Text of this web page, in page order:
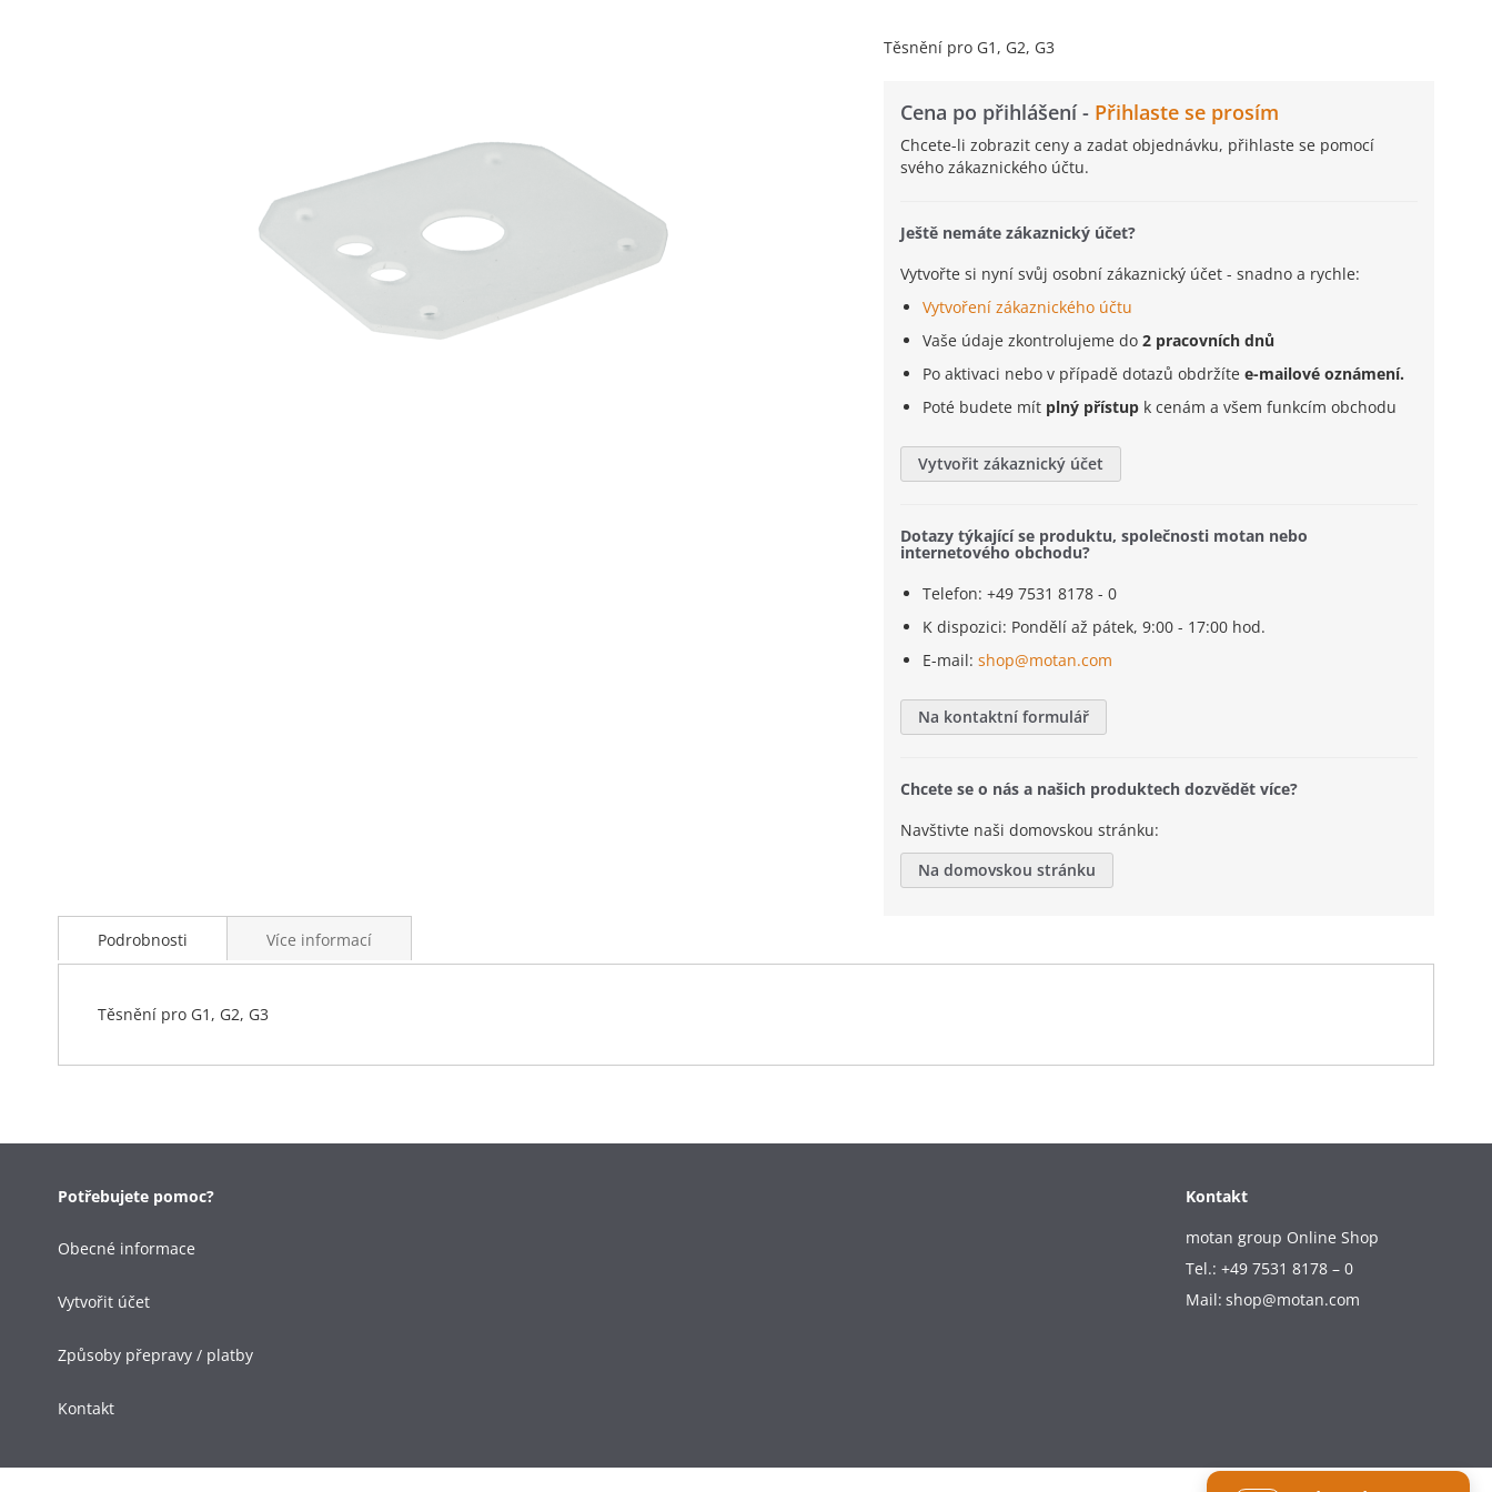
Těsnění pro G1, G2, G3
Cena po přihlášení - Přihlaste se prosím
Chcete-li zobrazit ceny a zadat objednávku, přihlaste se pomocí
svého zákaznického účtu.
Ještě nemáte zákaznický účet?
Vytvořte si nyní svůj osobní zákaznický účet - snadno a rychle:
Vytvoření zákaznického účtu
Vaše údaje zkontrolujeme do 2 pracovních dnů
Po aktivaci nebo v případě dotazů obdržíte e-mailové oznámení.
Poté budete mít plný přístup k cenám a všem funkcím obchodu
Vytvořit zákaznický účet
Dotazy týkající se produktu, společnosti motan nebo
internetového obchodu?
Telefon: +49 7531 8178 - 0
K dispozici: Pondělí až pátek, 9:00 - 17:00 hod.
E-mail: shop@motan.com
Na kontaktní formulář
Chcete se o nás a našich produktech dozvědět více?
Navštivte naši domovskou stránku:
Na domovskou stránku
Podrobnosti
Těsnění pro G1, G2, G3
Více informací
Potřebujete pomoc?
Obecné informace
Vytvořit účet
Způsoby přepravy / platby
Kontakt
Kontakt
motan group Online Shop
Tel.: +49 7531 8178 – 0
Mail: shop@motan.com